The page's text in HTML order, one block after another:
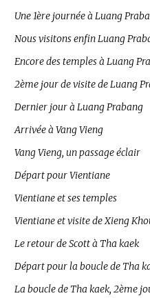
Une 1ère journée à Luang
Nous visitons enfin Luang
Encore des temples à Luang
2ème jour de visite de Luang
Dernier jour à Luang Prabang
Arrivée à Vang Vieng
Vang Vieng, un passage éclair
Départ pour Vientiane
Vientiane et ses temples
Vientiane et visite de Xieng
Le retour de Scott à Tha kaek
Départ pour la boucle de Tha
La boucle de Tha kaek, 2ème